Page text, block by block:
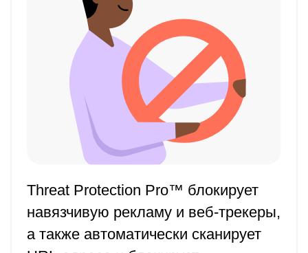
Threat Protection Pro™ блокирует
навязчивую рекламу и веб-трекеры,
а также автоматически сканирует